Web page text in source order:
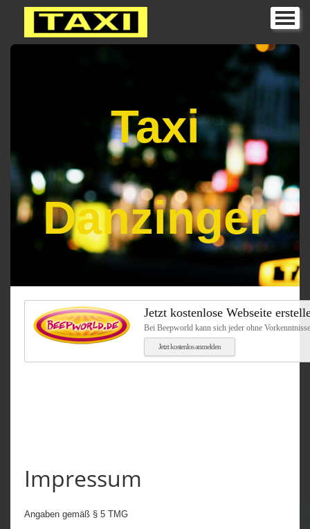
Taxi
Danzinger
Jetzt kostenlose Webseite
Bei Beepworld kann sich jeder ohne
Jetzt kostenlos anmelden
Home
Taxitarife für Bad Pyrmont
Impressum
Impressum
Angaben gemäß § 5 TMG